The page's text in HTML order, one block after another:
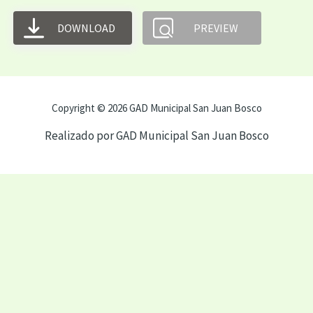
DOWNLOAD PREVIEW
Copyright © 2026 GAD Municipal San Juan Bosco
Realizado por GAD Municipal San Juan Bosco